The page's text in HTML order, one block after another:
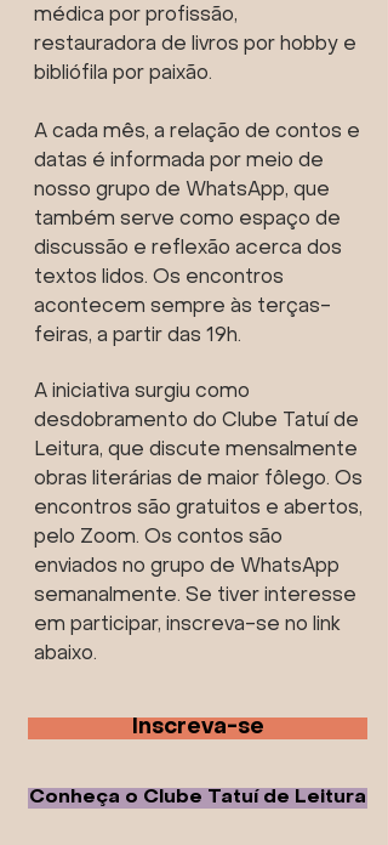
médica por profissão,
restauradora de livros por hobby e
bibliófila por paixão.
A cada mês, a relação de contos e
datas é informada por meio de
nosso grupo de WhatsApp, que
também serve como espaço de
discussão e reflexão acerca dos
textos lidos. Os encontros
acontecem sempre às terças-
feiras, a partir das 19h.
A iniciativa surgiu como
desdobramento do Clube Tatuí de
Leitura, que discute mensalmente
obras literárias de maior fôlego. Os
encontros são gratuitos e abertos,
pelo Zoom. Os contos são
enviados no grupo de WhatsApp
semanalmente. Se tiver interesse
em participar, inscreva-se no link
abaixo.
Inscreva-se
Conheça o Clube Tatuí de Leitura